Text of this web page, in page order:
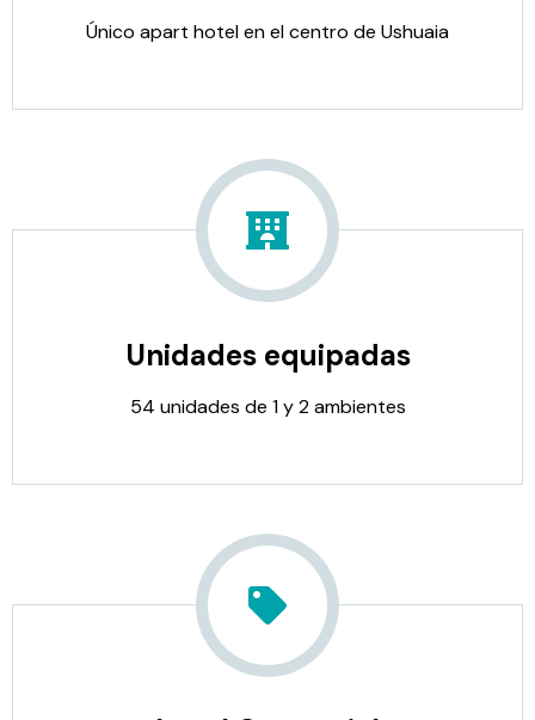
Único apart hotel en el centro de Ushuaia
Unidades equipadas
54 unidades de 1 y 2 ambientes